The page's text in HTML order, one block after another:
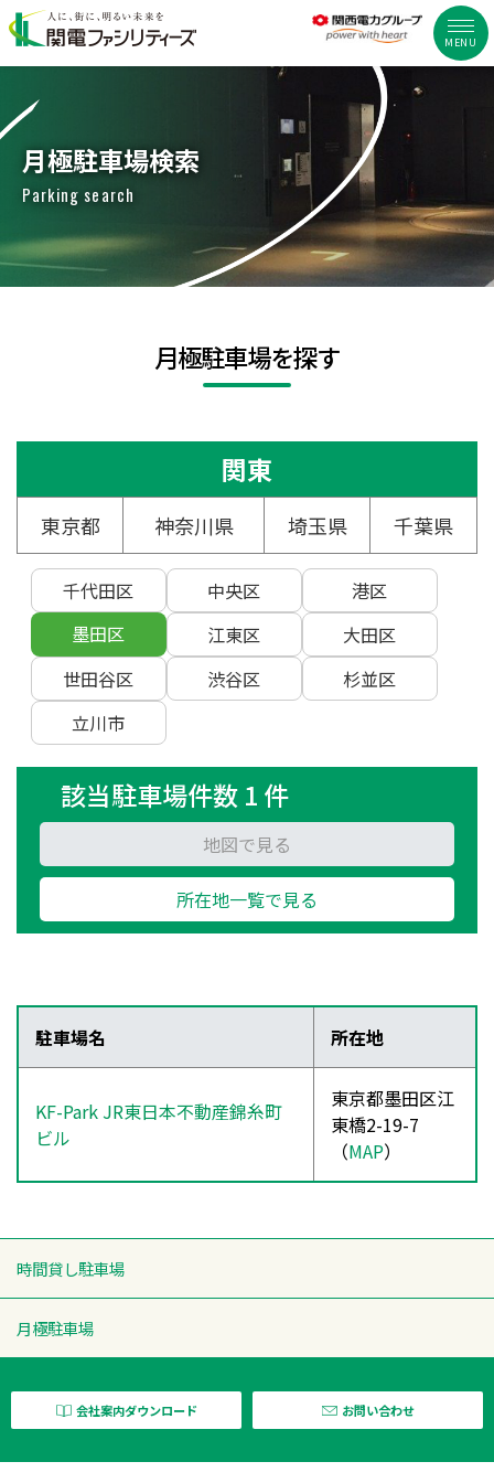
MENU
月極駐車場検索
Parking search
時間貸し駐車場
月極駐車場
月極駐車場を探す
関東
東京都 神奈川県 埼玉県 千葉県
千代田区 中央区
港区
墨田区
江東区
大田区
世田谷区
渋谷区
杉並区
立川市
該当駐車場件数 1 件
地図で見る
所在地一覧で見る
駐車場名 所在地
KF-Park JR東日本不動産錦糸町
ビル
東京都墨田区江
東橋2-19-7
（MAP）
会社案内ダウンロード お問い合わせ